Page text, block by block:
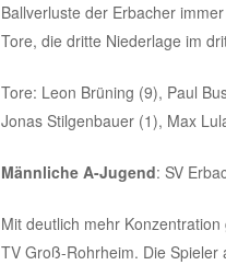
Ballverluste der Erbacher
Tore, die dritte Niederlage im
Tore: Leon Brüning (9), Paul
Jonas Stilgenbauer (1), Max
Männliche A-Jugend: SV
Mit deutlich mehr
TV Groß-Rohrheim. Die